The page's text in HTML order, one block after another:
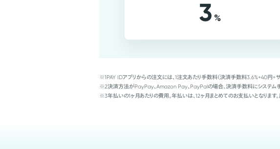
3 %
※1PAY IDアプリからの注文には、1注文あたり手数料（決済手数料3.6%+40円+
※2決済方法がPayPay、Amazon Pay、PayPalの場合、決済手数料にシステム
※3年払いの1ヶ月あたりの費用。年払いは、12ヶ月まとめてのお支払いとなります